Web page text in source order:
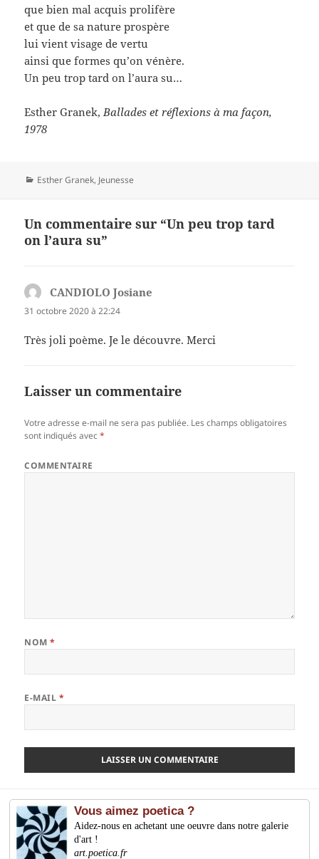
que bien mal acquis prolifère
et que de sa nature prospère
lui vient visage de vertu
ainsi que formes qu’on vénère.
Un peu trop tard on l’aura su…
Esther Granek, Ballades et réflexions à ma façon,
1978
Catégories
Esther Granek, Jeunesse
Un commentaire sur “Un peu trop tard
on l’aura su”
CANDIOLO Josiane
31 octobre 2020 à 22:24
Très joli poème. Je le découvre. Merci
Laisser un commentaire
Votre adresse e-mail ne sera pas publiée. Les champs obligatoires
sont indiqués avec*
COMMENTAIRE
NOM*
E-MAIL *
Vous aimez poetica ?
Aidez-nous en achetant une oeuvre dans notre galerie
d'art !
art.poetica.fr